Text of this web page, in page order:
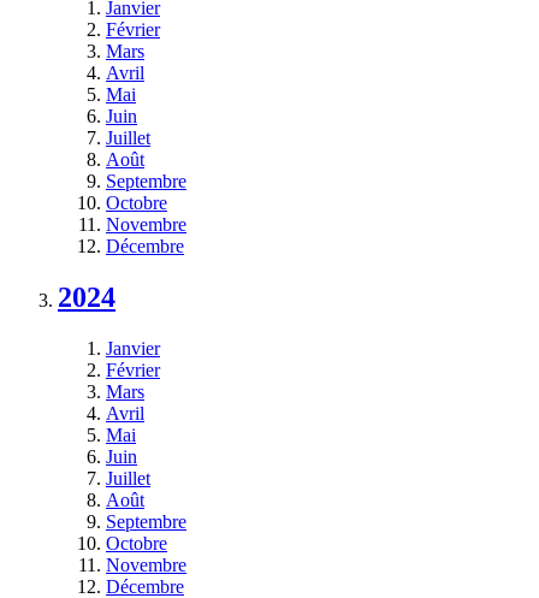
Janvier
Février
Mars
Avril
Mai
Juin
Juillet
Août
Septembre
Octobre
Novembre
Décembre
2024
Janvier
Février
Mars
Avril
Mai
Juin
Juillet
Août
Septembre
Octobre
Novembre
Décembre